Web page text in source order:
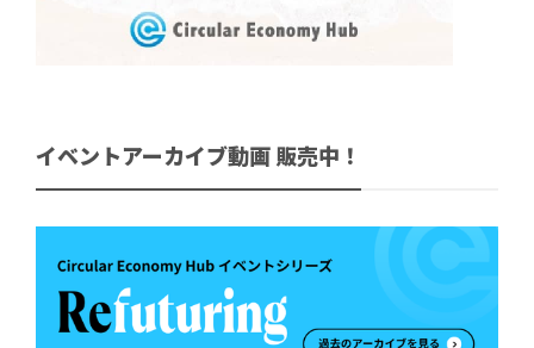
イベントアーカイブ動画 販売中！